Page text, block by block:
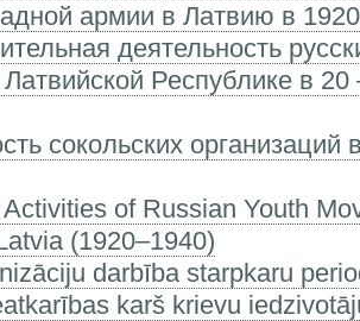
армии в Латвию в
деятельность
Республике в 20
сокольских
of Russian Youth
(1920–1940)
darbība starpkaru
karš krievu